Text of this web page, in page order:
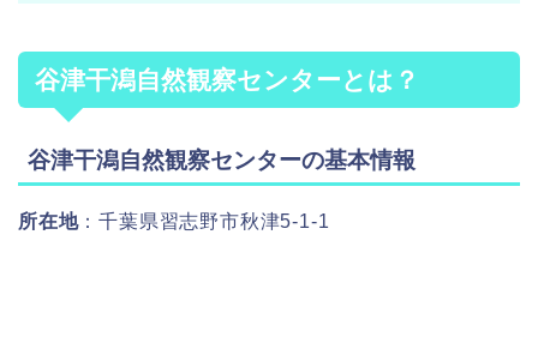
谷津干潟自然観察センターとは？
谷津干潟自然観察センターの基本情報
所在地：千葉県習志野市秋津5-1-1